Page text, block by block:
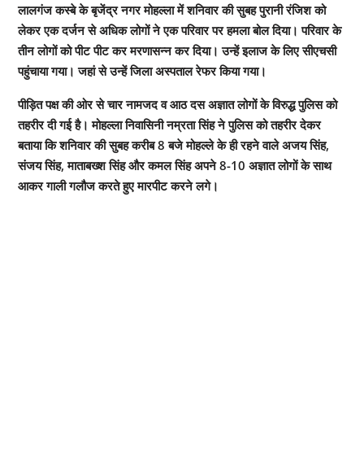
लालगंज कस्बे के बृजेंद्र नगर मोहल्ला में शनिवार की सुबह पुरानी रंजिश को
लेकर एक दर्जन से अधिक लोगों ने एक परिवार पर हमला बोल दिया। परिवार के
तीन लोगों को पीट पीट कर मरणासन्न कर दिया। उन्हें इलाज के लिए सीएचसी
पहुंचाया गया। जहां से उन्हें जिला अस्पताल रेफर किया गया।
पीड़ित पक्ष की ओर से चार नामजद व आठ दस अज्ञात लोगों के विरुद्ध पुलिस को
तहरीर दी गई है। मोहल्ला निवासिनी नम्रता सिंह ने पुलिस को तहरीर देकर
बताया कि शनिवार की सुबह करीब 8 बजे मोहल्ले के ही रहने वाले अजय सिंह,
संजय सिंह, माताबख्श सिंह और कमल सिंह अपने 8-10 अज्ञात लोगों के साथ
आकर गाली गलौज करते हुए मारपीट करने लगे।